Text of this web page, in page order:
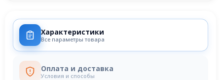
Характеристики
Все параметры товара
Оплата и доставка
Условия и способы